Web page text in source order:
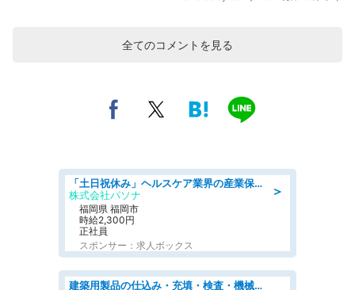
全てのコメントを見る
＞
「土日祝休み」ヘルスケア業界の産業保健師/高時給/未経験OK/要資格:保健師、正看護師
株式会社パソナ
福岡県 福岡市
時給2,300円
正社員
スポンサー：求人ボックス
建築用製品の仕込み・充填・検査・機械操作/寮完備/日払い/工場・製造